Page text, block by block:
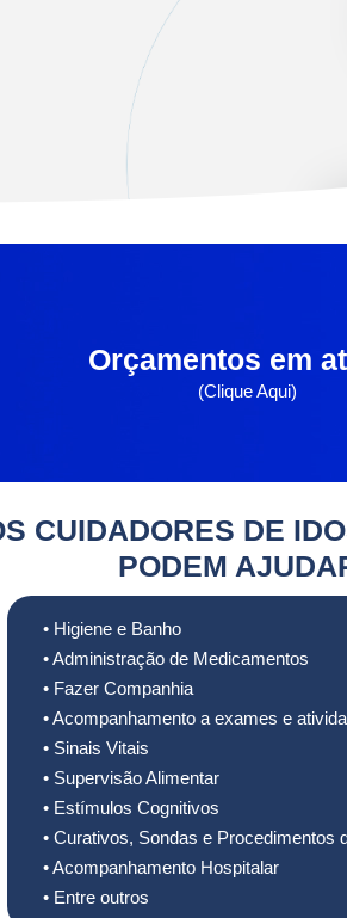
Orçamentos em
(Clique Aqui)
Orçamentos em
(Clique Aqui)
CUIDADORES DE
PODEM
• Higiene e Banho
• Administração de Medicamentos
• Fazer Companhia
• Acompanhamento a exames e
• Sinais Vitais
• Supervisão Alimentar
• Estímulos Cognitivos
• Curativos, Sondas e Procedimentos
• Acompanhamento Hospitalar
• Entre outros